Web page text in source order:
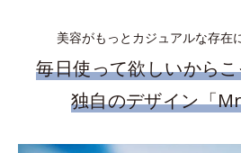
美容がもっとカジュアルな存在
毎日使って欲しいから
独自のデザイン「